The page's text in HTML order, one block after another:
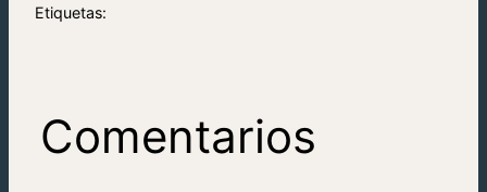
Etiquetas:
Comentarios